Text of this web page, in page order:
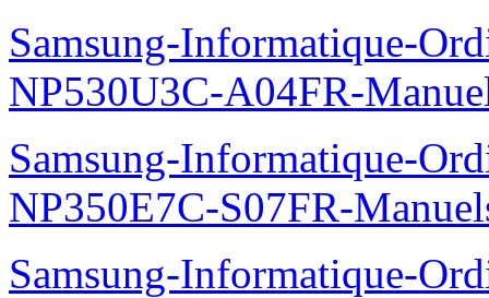
Samsung-Informatique-
NP530U3C-A04FR-
Samsung-Informatique-
NP350E7C-S07FR-
Samsung-Informatique-